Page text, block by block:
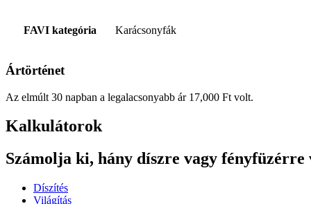
FAVI kategória Karácsonyfák
Ártörténet
Az elmúlt 30 napban a legalacsonyabb ár 17,000 Ft volt.
Kalkulátorok
Számolja ki, hány díszre vagy fényfüzérre
Díszítés
Világítás